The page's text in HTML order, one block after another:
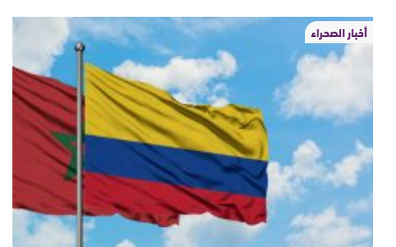
أخبار الصحراء